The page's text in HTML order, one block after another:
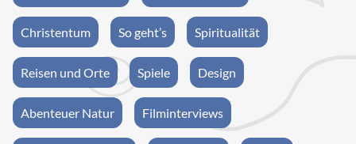
Christentum So geht’s Spiritualität
Reisen und Orte Spiele Design
Abenteuer Natur Filminterviews